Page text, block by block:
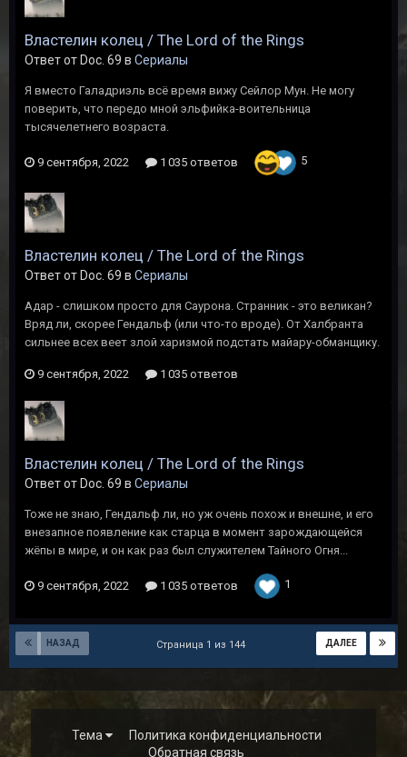
Властелин колец / The Lord of the Rings
Ответ от Doc. 69 в Сериалы
Я вместо Галадриэль всё время вижу Сейлор Мун. Не могу
поверить, что передо мной эльфийка-воительница
тысячелетнего возраста.
9 сентября, 2022 1 035 ответов 5
Властелин колец / The Lord of the Rings
Ответ от Doc. 69 в Сериалы
Адар - слишком просто для Саурона. Странник - это великан?
Вряд ли, скорее Гендальф (или что-то вроде). От Халбранта
сильнее всех веет злой харизмой подстать майару-обманщику.
9 сентября, 2022 1 035 ответов
Властелин колец / The Lord of the Rings
Ответ от Doc. 69 в Сериалы
Тоже не знаю, Гендальф ли, но уж очень похож и внешне, и его
внезапное появление как старца в момент зарождающейся
жёпы в мире, и он как раз был служителем Тайного Огня...
9 сентября, 2022 1 035 ответов 1
НАЗАД ДАЛЕЕ
Страница 1 из 144
Тема
Политика конфиденциальности
Обратная связь